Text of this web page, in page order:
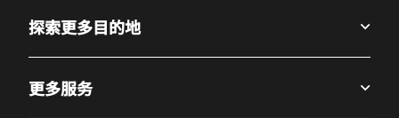
探索更多目的地
更多服务